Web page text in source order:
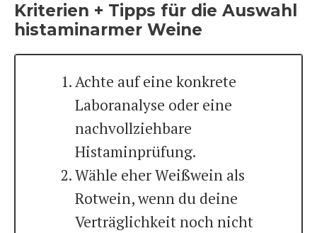
Kriterien + Tipps für die Auswahl
histaminarmer Weine
Achte auf eine konkrete
Laboranalyse oder eine
nachvollziehbare
Histaminprüfung.
Wähle eher Weißwein als
Rotwein, wenn du deine
Verträglichkeit noch nicht